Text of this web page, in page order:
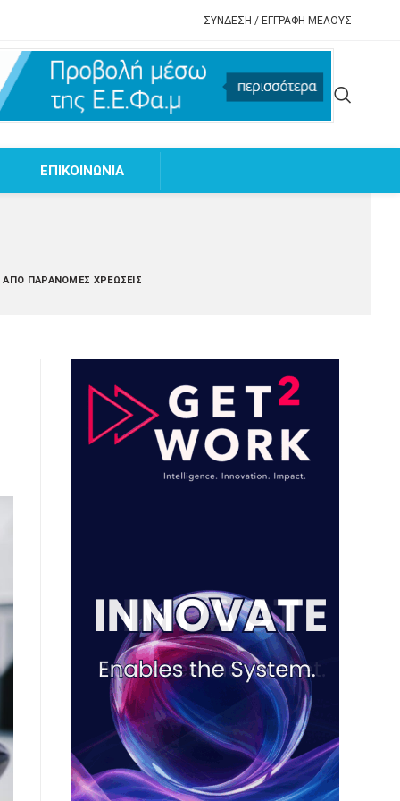
ΣΥΝΔΕΣΗ / ΕΓΓΡΑΦΗ ΜΕΛΟΥΣ
EΠΙΚΟΙΝΩΝΙΑ
ΑΠΌ ΠΑΡΆΝΟΜΕΣ ΧΡΕΏΣΕΙΣ